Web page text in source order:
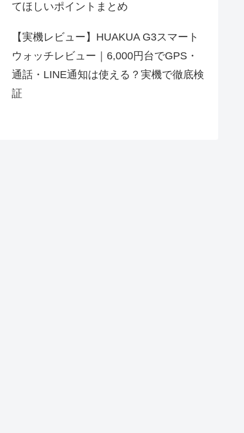
てほしいポイントまとめ
【実機レビュー】HUAKUA G3スマート
ウォッチレビュー｜6,000円台でGPS・
通話・LINE通知は使える？実機で徹底検
証